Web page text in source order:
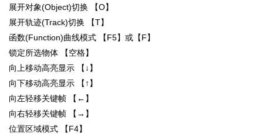
展开对象(Object)切换 【O】
展开轨迹(Track)切换 【T】
函数(Function)曲线模式 【F5】或【F】
锁定所选物体 【空格】
向上移动高亮显示 【↓】
向下移动高亮显示 【↑】
向左轻移关键帧 【←】
向右轻移关键帧 【→】
位置区域模式 【F4】